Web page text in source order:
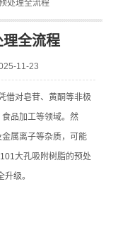
处理全流程
理全流程
11-23
借对皂苷、黄酮等非极
品加工等领域。然
属离子等杂质，可能
大孔吸附树脂的预处
级。